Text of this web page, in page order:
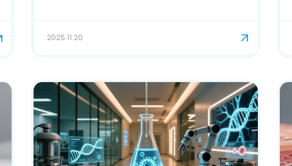
2025.11.20